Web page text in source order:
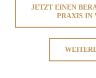
JETZT EINEN
PRAXIS IN